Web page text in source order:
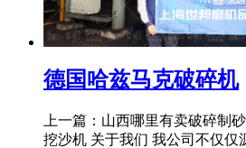
德国哈兹马克破碎机
上一篇：山西哪里有卖破碎制
挖沙机 关于我们 我公司不仅仅